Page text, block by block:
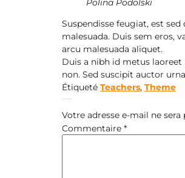
Polina Podolski
Suspendisse feugiat, est
malesuada. Duis sem eros,
arcu malesuada aliquet.
Duis a nibh id metus
non. Sed suscipit auctor
Étiqueté Teachers, Theme
Votre adresse e-mail ne sera
Commentaire *